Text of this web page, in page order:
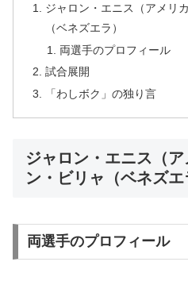
ジャロン・エニス（アメリ
（ベネズエラ）
両選手のプロフィール
試合展開
「わしボク」の独り言
ジャロン・エニス（
ン・ビリャ（ベネズエ
両選手のプロフィール